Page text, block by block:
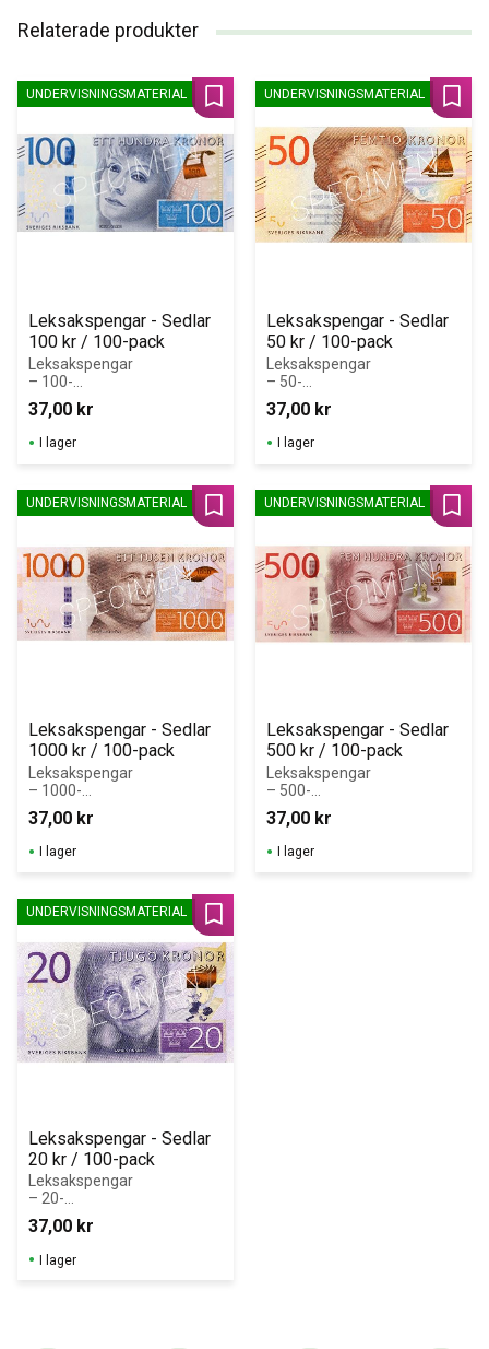
Relaterade produkter
Leksakspengar - Sedlar
100 kr / 100-pack
Leksakspengar
– 100-
kronorssedlar i
block (100 st)
37,00 kr
UNDERVISNINGSMATERIAL
Lägg till i favoriter
I lager
Leksakspengar - Sedlar
50 kr / 100-pack
Leksakspengar
– 50-
kronorssedlar i
block (100 st)
37,00 kr
UNDERVISNINGSMATERIAL
I lager
Leksakspengar - Sedlar
1000 kr / 100-pack
Leksakspengar
– 1000-
kronorssedlar i
block (100 st)
37,00 kr
UNDERVISNINGSMATERIAL
Lägg till i favoriter
I lager
Leksakspengar - Sedlar
500 kr / 100-pack
Leksakspengar
– 500-
kronorssedlar i
block (100 st)
37,00 kr
UNDERVISNINGSMATERIAL
I lager
Leksakspengar - Sedlar
20 kr / 100-pack
Leksakspengar
– 20-
kronorssedlar i
block (100 st)
37,00 kr
UNDERVISNINGSMATERIAL
Lägg till i favoriter
I lager